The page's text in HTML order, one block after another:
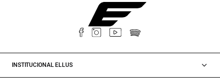
INSTITUCIONAL ELLUS